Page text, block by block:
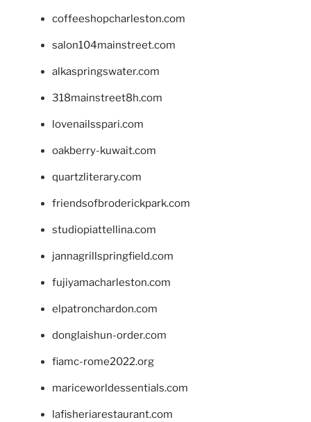
coffeeshopcharleston.com
salon104mainstreet.com
alkaspringswater.com
318mainstreet8h.com
lovenailsspari.com
oakberry-kuwait.com
quartzliterary.com
friendsofbroderickpark.com
studiopiattellina.com
jannagrillspringfield.com
fujiyamacharleston.com
elpatronchardon.com
donglaishun-order.com
fiamc-rome2022.org
mariceworldessentials.com
lafisheriarestaurant.com